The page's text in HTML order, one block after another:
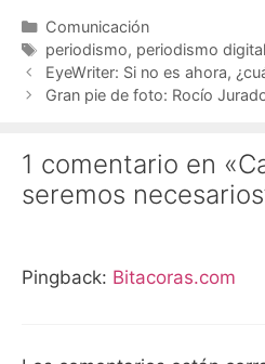
Categorías
Comunicación
Etiquetas
periodismo, periodismo digital
EyeWriter: Si no es ahora,
Gran pie de foto: Rocío
1 comentario en
seremos
Pingback: Bitacoras.com